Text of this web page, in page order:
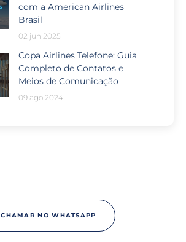
com a American Airlines
Brasil
02 jun 2025
Copa Airlines Telefone: Guia
Completo de Contatos e
Meios de Comunicação
09 ago 2024
CHAMAR NO WHATSAPP